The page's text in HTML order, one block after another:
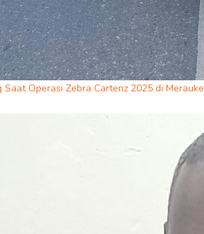
Operasi Zebra Cartenz 2025 di Merauke